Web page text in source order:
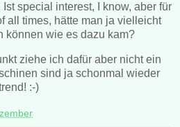
special interest, I know, aber für
all times, hätte man ja vielleicht
können wie es dazu kam?
ziehe ich dafür aber nicht ein
sind ja schonmal wieder
:-)